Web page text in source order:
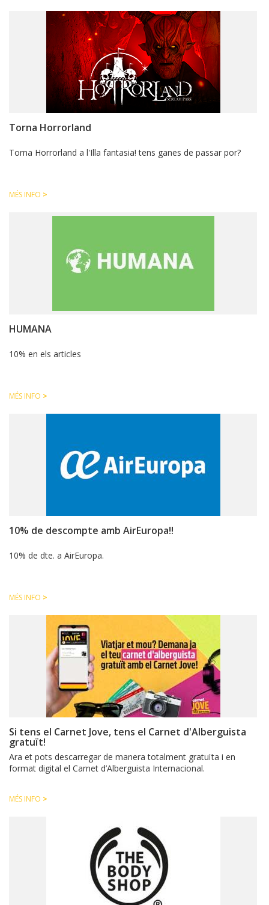
Torna Horrorland
Torna Horrorland a l'Illa fantasia! tens ganes de passar por?
MÉS INFO >
HUMANA
10% en els articles
MÉS INFO >
10% de descompte amb AirEuropa!!
10% de dte. a AirEuropa.
MÉS INFO >
Si tens el Carnet Jove, tens el Carnet d'Alberguista
gratuït!
Ara et pots descarregar de manera totalment gratuïta i en
format digital el Carnet d’Alberguista Internacional.
MÉS INFO >